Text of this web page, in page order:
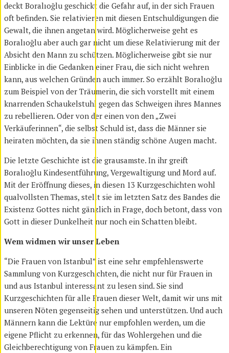
deckt Boralıoğlu geschickt die Gefahr auf, in der sich Frauen
oft befinden. Sie relativieren mit diesen Entschuldigungen die
Gewalt, die ihnen angetan wird. Möglicherweise geht es
Boralıoğlu aber auch gar nicht um diese Relativierung mit der
Absicht den Mann zu schützen. Möglicherweise gibt sie nur
Einblicke in die Gedanken einer Frau, die sich nicht wehren
kann, aus welchen Gründen auch immer. So erzählt Boralıoğlu
zum Beispiel von der Träumerin, die sich vorstellt mit einem
knarrenden Schaukelstuhl gegen das Schweigen ihres Mannes
zu rebellieren. Oder von der einen von den „Zwei
Verkäuferinnen“, die selbst Schuld ist, dass die Männer sie
heiraten möchten, da sie ihnen ständig schöne Augen macht.
Die letzte Geschichte ist die grausamste. In ihr greift
Boralıoğlu Kindesentführung, Vergewaltigung und Mord auf.
Mit der Eröffnung dieses, in diesen 13 Kurzgeschichten wohl
qualvollsten Themas, stellt sie im letzten Satz des Bandes die
Existenz Gottes nicht gänzlich in Frage, doch betont, dass von
Gott in dieser Dunkelheit nur noch ein Schatten bleibt.
Wem widmen wir unser Leben
“Die Frauen von Istanbul” ist eine sehr empfehlenswerte
Sammlung von Kurzgeschichten, die nicht nur für Frauen in
und aus Istanbul interessant zu lesen sind. Sie sind
Kurzgeschichten für alle Frauen dieser Welt, damit wir uns mit
unseren Nöten gegenseitig sehen und unterstützen. Und auch
Männern kann die Lektüre nur empfohlen werden, um die
eigene Pflicht zu erkennen, für das Wohlergehen und die
Gleichberechtigung von Frauen zu kämpfen. Ein